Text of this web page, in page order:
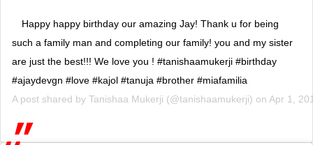
Happy happy birthday our amazing Jay! Thank u for being
such a family man and completing our family! you and my sister
are just the best!!! We love you ! #tanishaamukerji #birthday
#ajaydevgn #love #kajol #tanuja #brother #miafamilia
A post shared by Tanishaa Mukerji (@tanishaamukerji) on Apr 1,